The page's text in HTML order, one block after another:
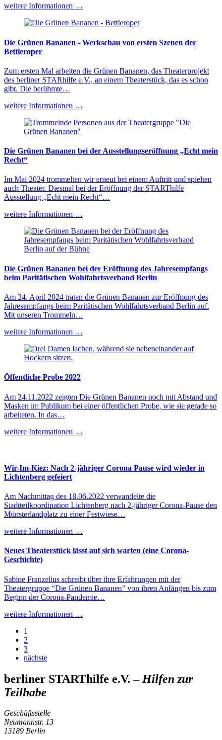
weitere Informationen …
Die Grünen Bananen - Werkschau von ersten Szenen der
Bettleroper
Zum ersten Mal arbeiten die Grünen Bananen, das Theaterprojekt
des berliner STARhilfe e.V., an einem Theaterstück, das es schon
gibt. Die berühmte…
weitere Informationen …
Die Grünen Bananen bei der Ausstellungseröffnung „Echt mein
Recht“
Im Mai 2024 trommelten wir erneut bei einem Auftritt und spielten
auch Theater. Diesmal bei der Eröffnung der STARThilfe
Ausstellung „Echt mein Recht“…
weitere Informationen …
Die Grünen Bananen bei der Eröffnung des Jahresempfangs
beim Paritätischen Wohlfahrtsverband Berlin
Am 24. April 2024 traten die Grünen Bananen zur Eröffnung des
Jahresempfangs beim Paritätischen Wohlfahrtsverband Berlin auf.
Mit unseren Trommeln…
weitere Informationen …
Öffentliche Probe 2022
Am 24.11.2022 zeigten Die Grünen Bananen noch mit Abstand und
Masken im Publikum bei einer öffentlichen Probe, wie sie gerade so
arbeiteten. In das…
weitere Informationen …
Wir-Im-Kiez: Nach 2-jähriger Corona Pause wird wieder in
Lichtenberg gefeiert
Am Nachmittag des 18.06.2022 verwandelte die
Stadtteilkoordination Lichtenberg nach 2-jähriger Corona-Pause den
Münsterlandplatz zu einer Festwiese…
weitere Informationen …
Neues Theaterstück lässt auf sich warten (eine Corona-
Geschichte)
Sabine Franzelius schreibt über ihre Erfahrungen mit der
Theatergruppe “Die Grünen Bananen” von ihren Anfängen bis zum
Beginn der Corona-Pandemie…
weitere Informationen …
1
2
3
nächste
berliner STARThilfe e.V. – Hilfen zur
Teilhabe
Geschäftsstelle
Neumannstr. 13
13189 Berlin